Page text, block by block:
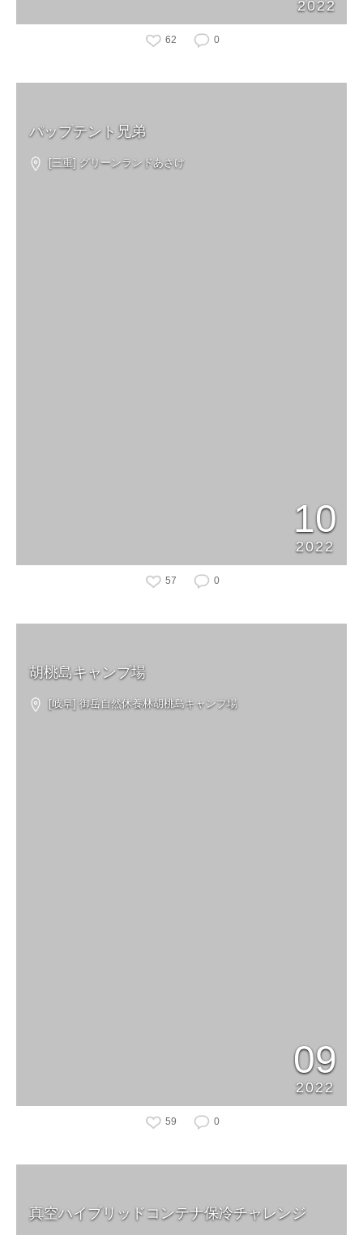
2022
62 0
パップテント兄弟
[三重] グリーンランドあさけ
10
2022
57 0
胡桃島キャンプ場
[岐阜] 御岳自然休養林胡桃島キャンプ場
09
2022
59 0
真空ハイブリッドコンテナ保冷チャレンジ